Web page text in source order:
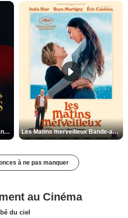
Les Silences de Riyad Bande-annonce VO STFR Les Matins merveilleux Bande-annonce VF
à ne pas manquer
au Cinéma
du ciel